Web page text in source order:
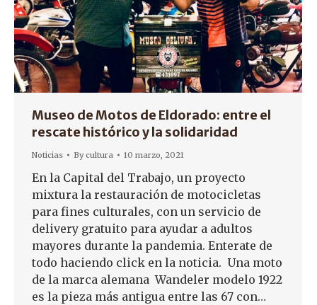
Museo de Motos de Eldorado: entre el
rescate histórico y la solidaridad
Noticias Bycultura 10 marzo, 2021
En la Capital del Trabajo, un proyecto
mixtura la restauración de motocicletas
para fines culturales, con un servicio de
delivery gratuito para ayudar a adultos
mayores durante la pandemia. Enterate de
todo haciendo click en la noticia. Una moto
de la marca alemana Wandeler modelo 1922
es la pieza más antigua entre las 67 con…